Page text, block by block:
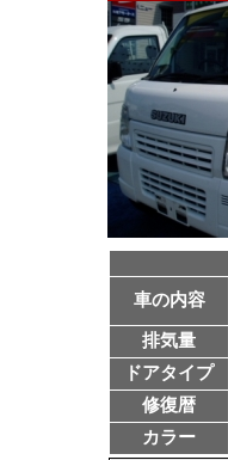
車の内容
排気量
ドアタイプ
修復暦
カラー